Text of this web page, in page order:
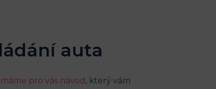
auta
máme pro vás návod , který vám